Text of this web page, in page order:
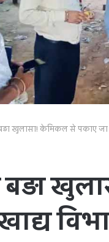
खुलासा! केमिकल से पकाए जा